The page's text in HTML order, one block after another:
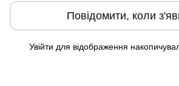
Повідомити, коли
Увійти для відображення